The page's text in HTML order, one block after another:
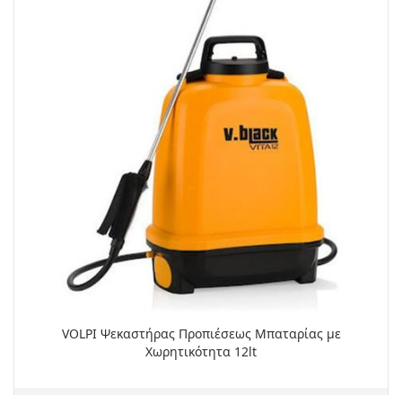
VOLPI Ψεκαστήρας Προπιέσεως Μπαταρίας με
Χωρητικότητα 12lt